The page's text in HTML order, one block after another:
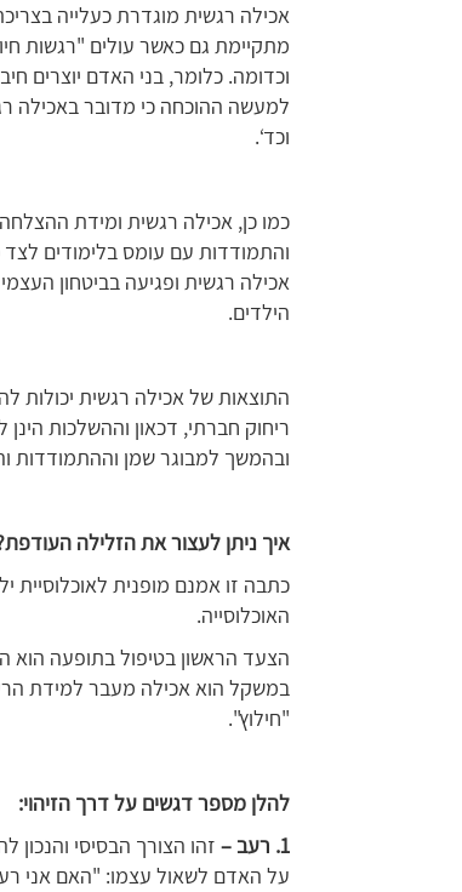
אכילה רגשית מוגדרת כעלייה
מתקיימת גם כאשר עולים "רגשות
וכדומה. כלומר, בני האדם יוצרים
למעשה ההוכחה כי מדובר באכילה
וכד‘.
כמו כן, אכילה רגשית ומידת
והתמודדות עם עומס בלימודים לצד
אכילה רגשית ופגיעה בביטחון
הילדים.
התוצאות של אכילה רגשית יכולות
ריחוק חברתי, דכאון וההשלכות
ובהמשך למבוגר שמן וההתמודדות
איך ניתן לעצור את הזלילה
כתבה זו אמנם מופנית
האוכלוסייה.
הצעד הראשון בטיפול בתופעה הוא
במשקל הוא אכילה מעבר למידת
"חילוץ".
להלן מספר דגשים על דרך הזיהוי:
1. רעב –
זהו הצורך הבסיסי
על האדם לשאול עצמו: "האם אני